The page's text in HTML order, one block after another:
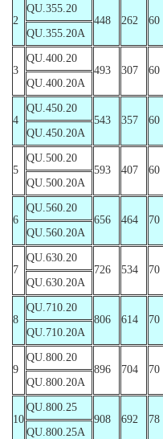
2
QU.355.20
448
262 60
QU.355.20A
3
QU.400.20
493
307 60
QU.400.20A
4
QU.450.20
543
357 60
QU.450.20A
5
QU.500.20
593
407 60
QU.500.20A
6
QU.560.20
656
464 70
QU.560.20A
7
QU.630.20
726
534 70
QU.630.20A
8
QU.710.20
806
614 70
QU.710.20A
9
QU.800.20
896
704 70
QU.800.20A
10
QU.800.25
908
692 78
QU.800.25A